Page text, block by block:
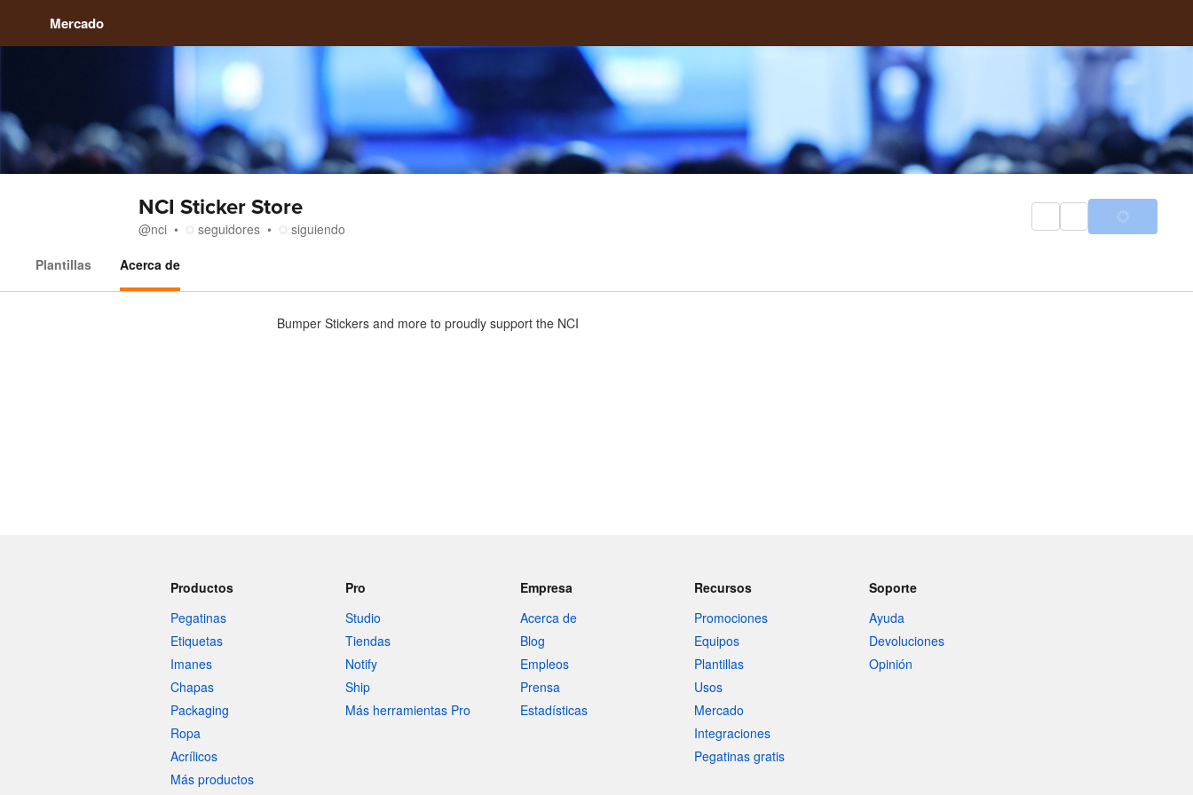
Mercado
NCI Sticker Store
@nci seguidores
siguiendo
Plantillas
Acerca de
Bumper Stickers and more to proudly support the NCI
Productos
Pegatinas
Etiquetas
Imanes
Chapas
Packaging
Ropa
Acrílicos
Más productos
Pro
Studio
Tiendas
Notify
Ship
Más herramientas Pro
Empresa
Acerca de
Blog
Empleos
Prensa
Estadísticas
Recursos
Promociones
Equipos
Plantillas
Usos
Mercado
Integraciones
Pegatinas gratis
Soporte
Ayuda
Devoluciones
Opinión